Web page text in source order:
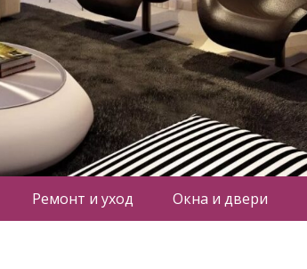
Ремонт и уход Окна и двери